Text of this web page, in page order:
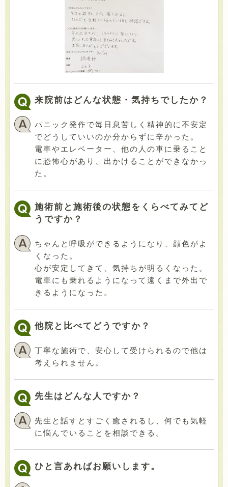
来院前はどんな状態・気持ちでしたか？
パニック発作で毎日息苦しく精神的に不安定
でどうしていいのか分からずに辛かった。
電車やエレベーター、他の人の車に乗ること
に恐怖心があり、出かけることができなかっ
た。
施術前と施術後の状態をくらべてみてど
うですか？
ちゃんと呼吸ができるようになり、顔色がよ
くなった。
心が安定してきて、気持ちが明るくなった。
電車にも乗れるようになって遠くまで外出で
きるようになった。
他院と比べてどうですか？
丁寧な施術で、安心して受けられるので他は
考えられません。
先生はどんな人ですか？
先生と話すとすごく癒されるし、何でも気軽
に悩んでいることを相談できる。
ひと言あればお願いします。